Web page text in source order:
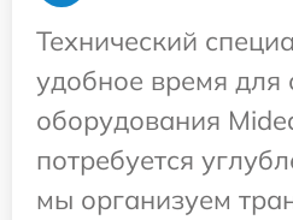
Технический
удобное время для
оборудования
потребуется
мы организуем